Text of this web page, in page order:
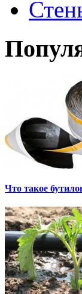
Что такое